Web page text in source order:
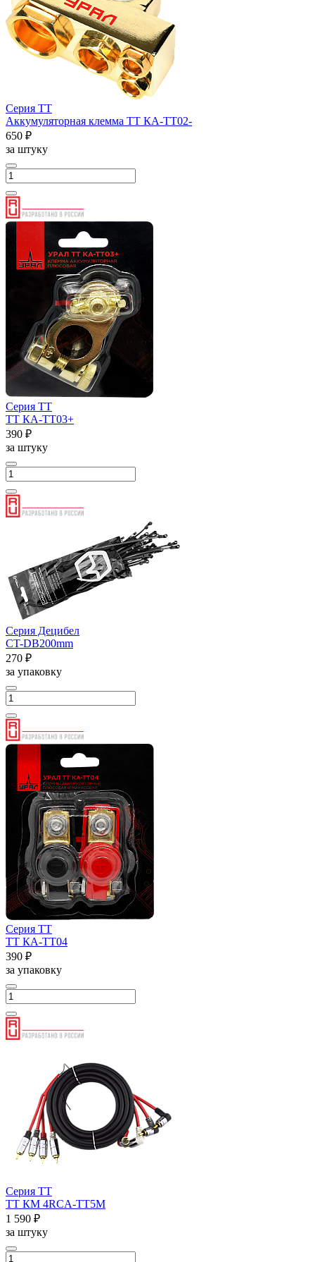
Серия ТТ
Аккумуляторная клемма ТТ КА-ТТ02-
650 ₽
за штуку
Серия ТТ
ТТ КА-ТТ03+
390 ₽
за штуку
Серия Децибел
CT-DB200mm
270 ₽
за упаковку
Серия ТТ
ТТ КА-ТТ04
390 ₽
за упаковку
Серия ТТ
ТТ КМ 4RCA-ТТ5М
1 590 ₽
за штуку